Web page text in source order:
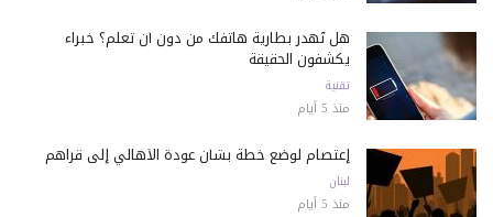
هل تُهدر بطارية هاتفك من دون أن تعلم؟ خبراء
يكشفون الحقيقة
تقنية
منذ 5 أيام
إعتصام لوضع خطة بشأن عودة الأهالي إلى قراهم
لبنان
منذ 5 أيام